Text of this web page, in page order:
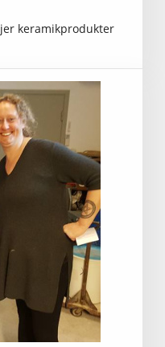
keramikprodukter